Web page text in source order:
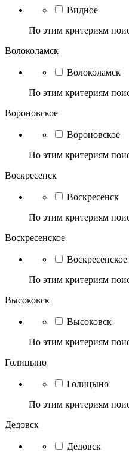
Видное
По этим критериям
Волоколамск
Волоколамск
По этим критериям
Вороновское
Вороновское
По этим критериям
Воскресенск
Воскресенск
По этим критериям
Воскресенское
Воскресенское
По этим критериям
Высоковск
Высоковск
По этим критериям
Голицыно
Голицыно
По этим критериям
Дедовск
Дедовск